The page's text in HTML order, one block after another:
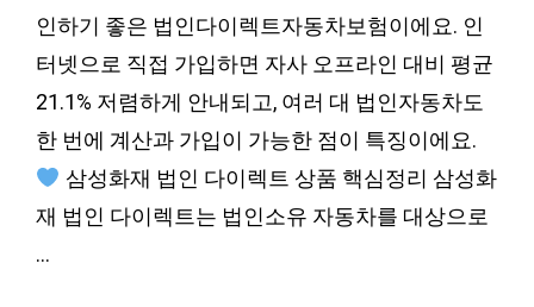
인하기 좋은 법인다이렉트자동차보험이에요. 인
터넷으로 직접 가입하면 자사 오프라인 대비 평균
21.1% 저렴하게 안내되고, 여러 대 법인자동차도
한 번에 계산과 가입이 가능한 점이 특징이에요.
삼성화재 법인 다이렉트 상품 핵심정리 삼성화
재 법인 다이렉트는 법인소유 자동차를 대상으로
…